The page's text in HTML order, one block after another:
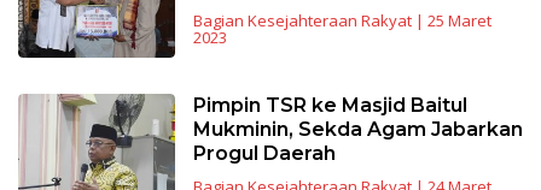
Bagian Kesejahteraan Rakyat| 25 Maret
2023
Pimpin TSR ke Masjid Baitul
Mukminin, Sekda Agam Jabarkan
Progul Daerah